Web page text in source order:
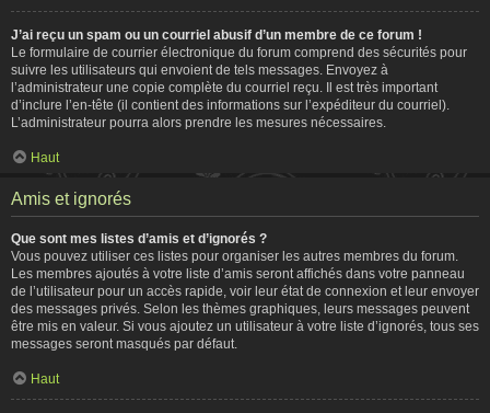
J’ai reçu un spam ou un courriel abusif d’un membre de ce forum !
Le formulaire de courrier électronique du forum comprend des sécurités pour
suivre les utilisateurs qui envoient de tels messages. Envoyez à
l’administrateur une copie complète du courriel reçu. Il est très important
d’inclure l’en-tête (il contient des informations sur l’expéditeur du courriel).
L’administrateur pourra alors prendre les mesures nécessaires.
Haut
Amis et ignorés
Que sont mes listes d’amis et d’ignorés ?
Vous pouvez utiliser ces listes pour organiser les autres membres du forum.
Les membres ajoutés à votre liste d’amis seront affichés dans votre panneau
de l’utilisateur pour un accès rapide, voir leur état de connexion et leur envoyer
des messages privés. Selon les thèmes graphiques, leurs messages peuvent
être mis en valeur. Si vous ajoutez un utilisateur à votre liste d’ignorés, tous ses
messages seront masqués par défaut.
Haut